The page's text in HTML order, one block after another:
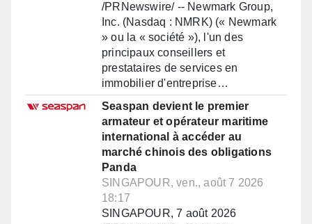
/PRNewswire/ -- Newmark Group,
Inc. (Nasdaq : NMRK) (« Newmark
» ou la « société »), l'un des
principaux conseillers et
prestataires de services en
immobilier d'entreprise…
Seaspan devient le premier
armateur et opérateur maritime
international à accéder au
marché chinois des obligations
Panda
SINGAPOUR, ven., août 7 2026
18:17
SINGAPOUR, 7 août 2026